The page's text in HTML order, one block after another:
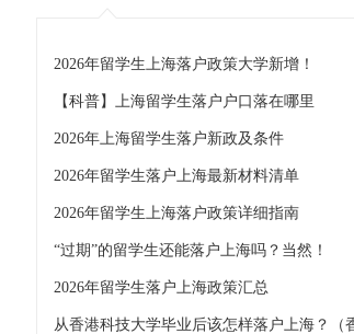
2026年留学生上海落户政策大学新增！
【科普】上海留学生落户户口落在哪里
2026年上海留学生落户新政及条件
2026年留学生落户上海最新材料清单
2026年留学生上海落户政策详细指南
“过期”的留学生还能落户上海吗？当然！
2026年留学生落户上海政策汇总
从香港科技大学毕业后该怎样落户上海？（